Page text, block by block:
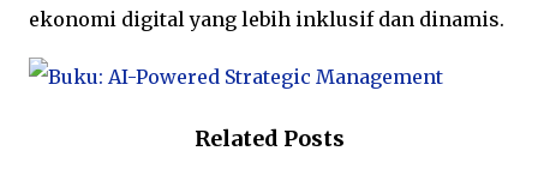
ekonomi digital yang lebih inklusif dan dinamis.
Related Posts